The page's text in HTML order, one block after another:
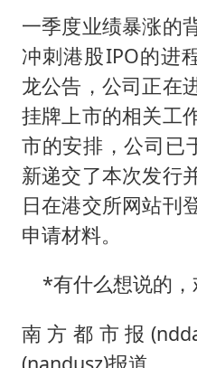
一季度业绩暴涨的
冲刺港股IPO的进
龙公告，公司正在
挂牌上市的相关工
市的安排，公司已
新递交了本次发行
日在港交所网站刊
申请材料。
*有什么想说的
南方都市报